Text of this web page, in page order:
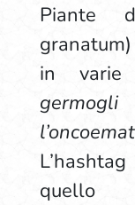
Piante
in